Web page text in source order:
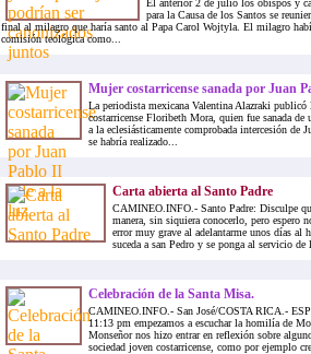
El anterior 2 de julio los obispos y
para la Causa de los Santos se
final al milagro que haría santo al Papa Carol Wojtyla. El milagro
comisión teológica como...
Mujer costarricense sanada por Juan
La periodista mexicana Valentina Alazraki publicó
costarricense Floribeth Mora, quien fue sanada de
a la eclesiásticamente comprobada intercesión de
se habría realizado...
Carta abierta al Santo Padre
CAMINEO.INFO.- Santo Padre: Disculpe
manera, sin siquiera conocerlo, pero espero
error muy grave al adelantarme unos días al
suceda a san Pedro y se ponga al servicio
Celebración de la Santa Misa.
CAMINEO.INFO.- San José/COSTA RICA.-
11:13 pm empezamos a escuchar la homilía de
Monseñor nos hizo entrar en reflexión sobre
sociedad joven costarricense, como por ejemplo